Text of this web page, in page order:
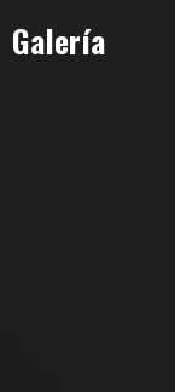
Galería